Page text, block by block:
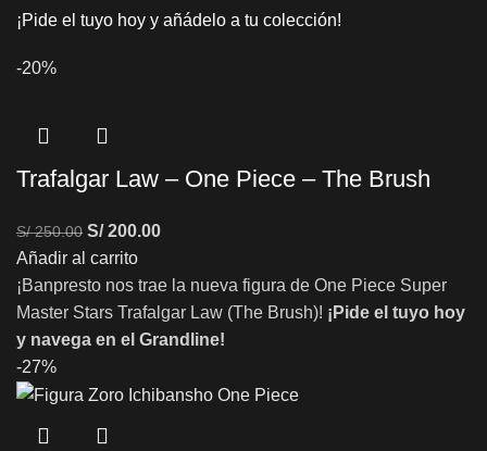
¡Pide el tuyo hoy y añádelo a tu colección!
-20%
Trafalgar Law – One Piece – The Brush
S/250.00 S/200.00
Añadir al carrito
¡Banpresto nos trae la nueva figura de One Piece Super
Master Stars Trafalgar Law (The Brush)! ¡Pide el tuyo hoy
y navega en el Grandline!
-27%